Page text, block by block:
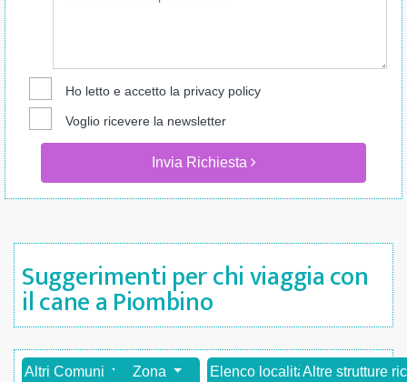
Ho letto e accetto la privacy policy
Voglio ricevere la newsletter
Invia Richiesta
Suggerimenti per chi viaggia con
il cane a Piombino
Altri Comuni Zona Elenco localitàAltre strutture